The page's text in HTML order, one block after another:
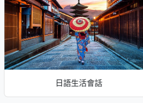
日語生活會話